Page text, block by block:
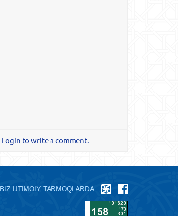
Login to write a comment.
BIZ IJTIMOIY TARMOQLARDA: